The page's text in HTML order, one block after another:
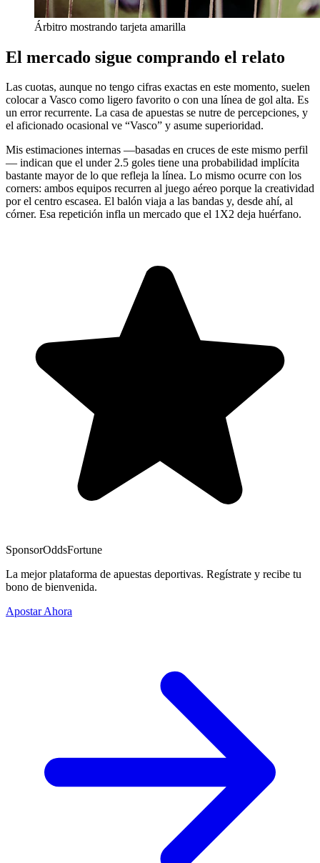
Árbitro mostrando tarjeta amarilla
El mercado sigue comprando el relato
Las cuotas, aunque no tengo cifras exactas en este momento, suelen
colocar a Vasco como ligero favorito o con una línea de gol alta. Es
un error recurrente. La casa de apuestas se nutre de percepciones, y
el aficionado ocasional ve “Vasco” y asume superioridad.
Mis estimaciones internas —basadas en cruces de este mismo perfil
— indican que el under 2.5 goles tiene una probabilidad implícita
bastante mayor de lo que refleja la línea. Lo mismo ocurre con los
corners: ambos equipos recurren al juego aéreo porque la creatividad
por el centro escasea. El balón viaja a las bandas y, desde ahí, al
córner. Esa repetición infla un mercado que el 1X2 deja huérfano.
SponsorOddsFortune
La mejor plataforma de apuestas deportivas. Regístrate y recibe tu
bono de bienvenida.
Apostar Ahora